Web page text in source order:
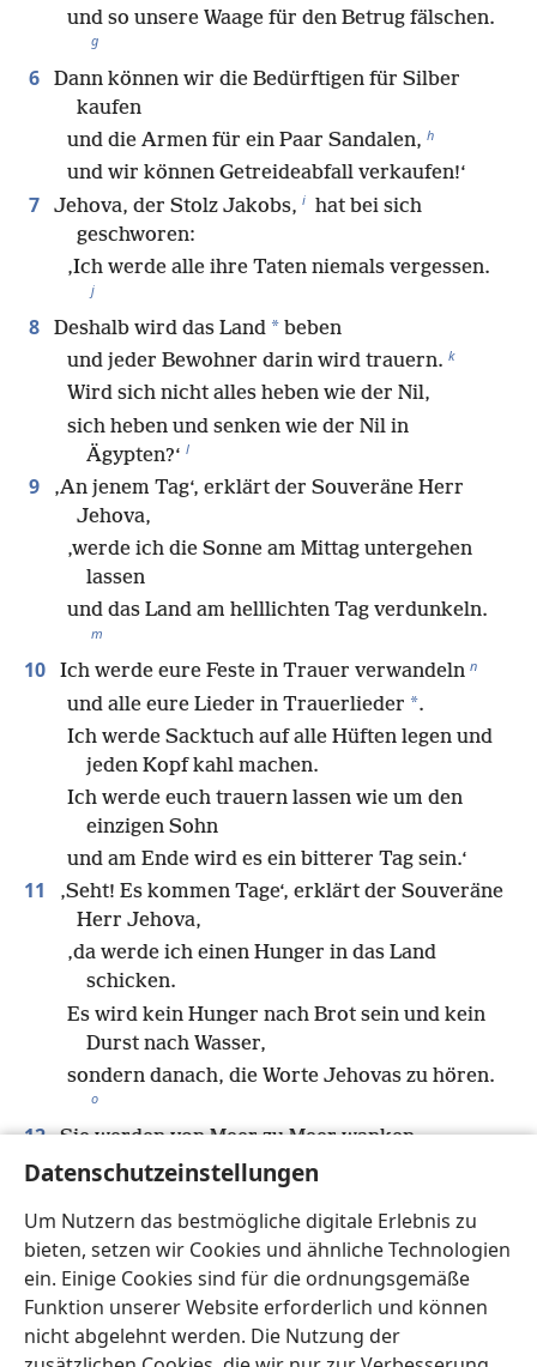
Datenschutzeinstellungen
Um Nutzern das bestmögliche digitale Erlebnis zu
bieten, setzen wir Cookies und ähnliche Technologien
ein. Einige Cookies sind für die ordnungsgemäße
Funktion unserer Website erforderlich und können
nicht abgelehnt werden. Die Nutzung der
und so unsere Waage für den Betrug fälschen.
g
6
Dann können wir die Bedürftigen für Silber
kaufen
und die Armen für ein Paar Sandalen, h
und wir können Getreideabfall verkaufen!‘
7 Jehova, der Stolz Jakobs, i hat bei sich
geschworen:
‚Ich werde alle ihre Taten niemals vergessen.
j
8 Deshalb wird das Land * beben
und jeder Bewohner darin wird trauern. k
Wird sich nicht alles heben wie der Nil,
sich heben und senken wie der Nil in
Ägypten?‘ l
9
‚An jenem Tag‘, erklärt der Souveräne Herr
Jehova,
‚werde ich die Sonne am Mittag untergehen
lassen
und das Land am helllichten Tag verdunkeln.
m
10 Ich werde eure Feste in Trauer verwandeln n
und alle eure Lieder in Trauerlieder *.
Ich werde Sacktuch auf alle Hüften legen und
jeden Kopf kahl machen.
Ich werde euch trauern lassen wie um den
einzigen Sohn
und am Ende wird es ein bitterer Tag sein.‘
11
‚Seht! Es kommen Tage‘, erklärt der Souveräne
Herr Jehova,
‚da werde ich einen Hunger in das Land
schicken.
Es wird kein Hunger nach Brot sein und kein
Durst nach Wasser,
sondern danach, die Worte Jehovas zu hören.
o
12 Sie werden von Meer zu Meer wanken
und vom Norden bis zum Osten
Worten Jehovas suchen, aber sie werden
sie nicht finden.
13 An jenem Tag werden schöne Jungfrauen
und auch junge Männer vor Durst ohnmächtig
werden.